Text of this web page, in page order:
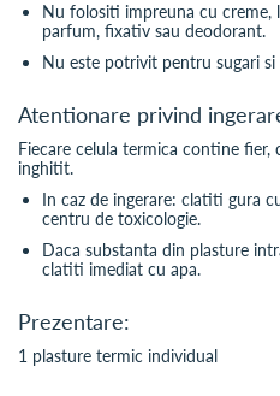
Nu folositi impreuna cu creme,
parfum, fixativ sau deodorant.
Nu este potrivit pentru sugari si
Atentionare privind
Fiecare celula termica contine fier,
inghitit.
In caz de ingerare: clatiti gura
centru de toxicologie.
Daca substanta din plasture
clatiti imediat cu apa.
Prezentare:
1 plasture termic individual